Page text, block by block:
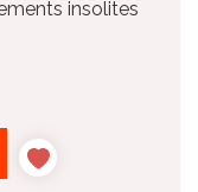
insolites